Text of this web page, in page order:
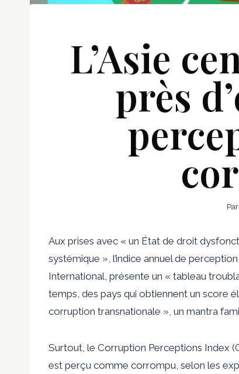
L’Asie
près
Par
Aux prises avec « un État de droit
systémique », l’indice annuel de
International, présente un « tableau
temps, des pays qui obtiennent un score
corruption transnationale », un mantra
Surtout, le Corruption Perceptions Index
est perçu comme corrompu, selon les